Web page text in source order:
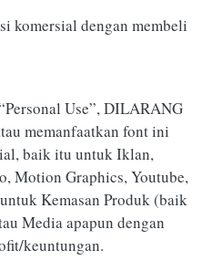
komersial dengan membeli
Use”, DILARANG
memanfaatkan font ini
baik itu untuk Iklan,
Motion Graphics, Youtube,
Kemasan Produk (baik
Media apapun dengan
keuntungan.